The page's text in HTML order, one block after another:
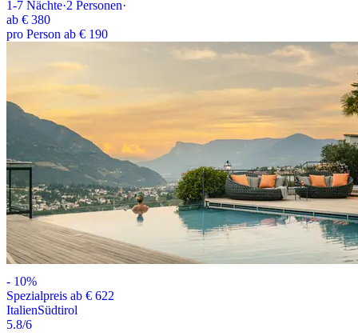
1-7 Nächte·2 Personen·
ab € 380
pro Person ab € 190
- 10%
Spezialpreis ab € 622
ItalienSüdtirol
5.8/6